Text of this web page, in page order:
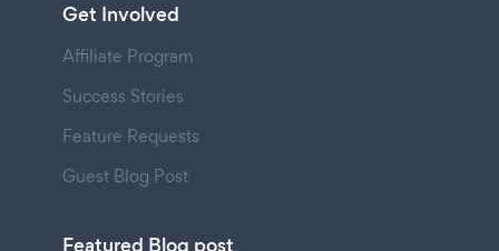
Get Involved
Affiliate Program
Success Stories
Feature Requests
Guest Blog Post
Featured Blog post